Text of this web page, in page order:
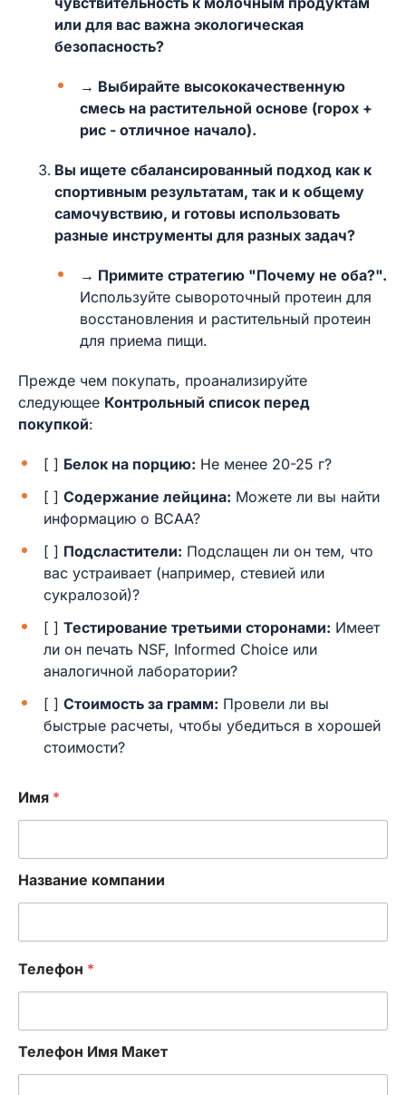
или для вас важна экологическая
безопасность?
→ Выбирайте высококачественную
смесь на растительной основе (горох +
рис - отличное начало).
Вы ищете сбалансированный подход как к
спортивным результатам, так и к общему
самочувствию, и готовы использовать
разные инструменты для разных задач?
→ Примите стратегию "Почему не оба?".
Используйте сывороточный протеин для
восстановления и растительный протеин
для приема пищи.
Прежде чем покупать, проанализируйте
следующее Контрольный список перед
покупкой:
[ ] Белок на порцию: Не менее 20-25 г?
[ ] Содержание лейцина: Можете ли вы найти
информацию о BCAA?
[ ] Подсластители: Подслащен ли он тем, что
вас устраивает (например, стевией или
сукралозой)?
[ ] Тестирование третьими сторонами: Имеет
ли он печать NSF, Informed Choice или
аналогичной лаборатории?
[ ] Стоимость за грамм: Провели ли вы
быстрые расчеты, чтобы убедиться в хорошей
стоимости?
Имя *
Название компании
Телефон *
Телефон Имя Макет